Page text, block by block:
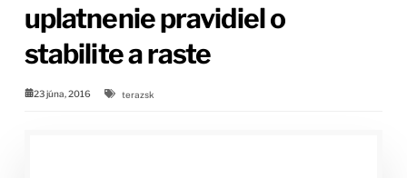
uplatnenie pravidiel o
stabilite a raste
23 júna, 2016 terazsk